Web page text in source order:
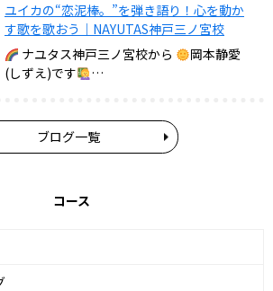
ユイカの“恋泥棒。”を弾き語り！心を動か
す歌を歌おう｜NAYUTAS神戸三ノ宮校
ナユタス神戸三ノ宮校から
岡本静愛
(しずえ)です
…
ブログ一覧
コース